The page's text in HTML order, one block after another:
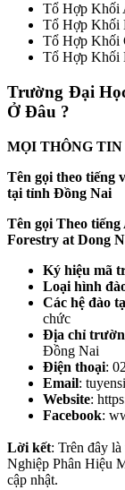
Tổ Hợp Khối
Tổ Hợp Khối
Tổ Hợp Khối
Tổ Hợp Khối
Trường Đại
Ở Đâu ?
MỌI THÔNG
Tên gọi theo tiếng
tại tỉnh Đồng Nai
Tên gọi Theo
Forestry at Dong
Ký hiệu mã
Loại hình
Các hệ đào
chức
Địa chỉ
Đồng Nai
Điện thoại:
Email:
Website:
Facebook:
Lời kết: Trên đây
Nghiệp Phân Hiệu
cập nhật.